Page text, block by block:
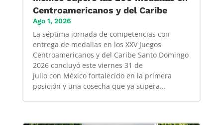
Centroamericanos y del Caribe
Ago 1, 2026
La séptima jornada de competencias con
entrega de medallas en los XXV Juegos
Centroamericanos y del Caribe Santo Domingo
2026 concluyó este viernes 31 de
julio con México fortalecido en la primera
posición y una cosecha que ya supera...